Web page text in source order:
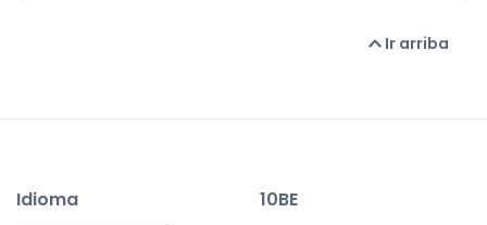
Ir arriba
Idioma 10BE